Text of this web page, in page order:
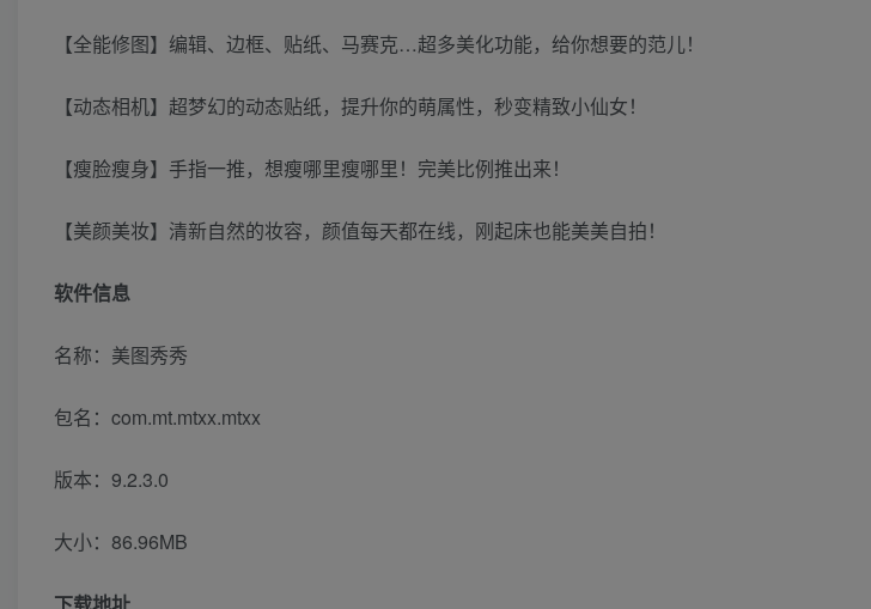
【全能修图】编辑、边框、贴纸、马赛克…超多美化功能，给你想要的范儿！
【动态相机】超梦幻的动态贴纸，提升你的萌属性，秒变精致小仙女！
【瘦脸瘦身】手指一推，想瘦哪里瘦哪里！完美比例推出来！
【美颜美妆】清新自然的妆容，颜值每天都在线，刚起床也能美美自拍！
软件信息
名称：美图秀秀
包名：com.mt.mtxx.mtxx
版本：9.2.3.0
大小：86.96MB